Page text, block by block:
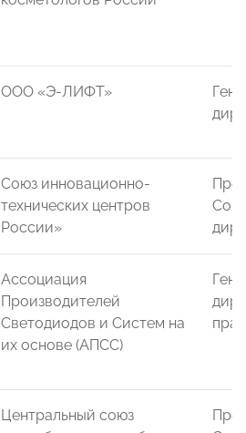
ООО «Э-ЛИФТ»
Союз инновационно-
технических центров
России»
Ассоциация
Производителей
Светодиодов и Систем на
их основе (АПСС)
Центральный союз